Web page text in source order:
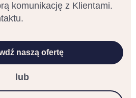
komunikację z Klientami.
naszą ofertę
lub